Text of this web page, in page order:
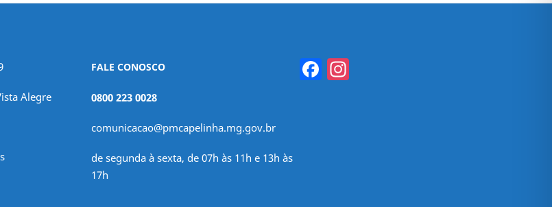
Alegre
FALE CONOSCO
0800 223 0028
comunicacao@pmcapelinha.mg.gov.br
de segunda à sexta, de 07h às 11h e 13h às
17h
Facebook